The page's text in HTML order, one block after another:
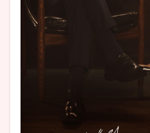
ち、他
人にな
れるか
な？』
見どこ
『私た